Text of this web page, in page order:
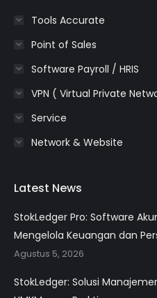
Tools Accurate
Point of Sales
Software Payroll / HRIS
VPN ( Virtual Private
Service
Network & Website
Latest News
StokLedger Pro: Software
Mengelola Keuangan dan
Agustus 5, 2026
StokLedger: Solusi